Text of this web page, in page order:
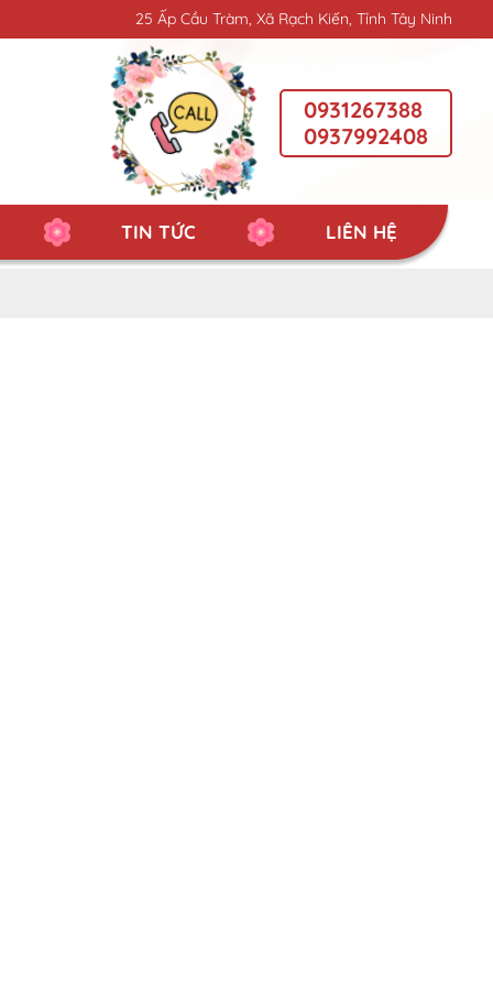
25 Ấp Cầu Tràm, Xã Rạch Kiến, Tỉnh Tây Ninh
0931267388
0937992408
TIN TỨC LIÊN HỆ